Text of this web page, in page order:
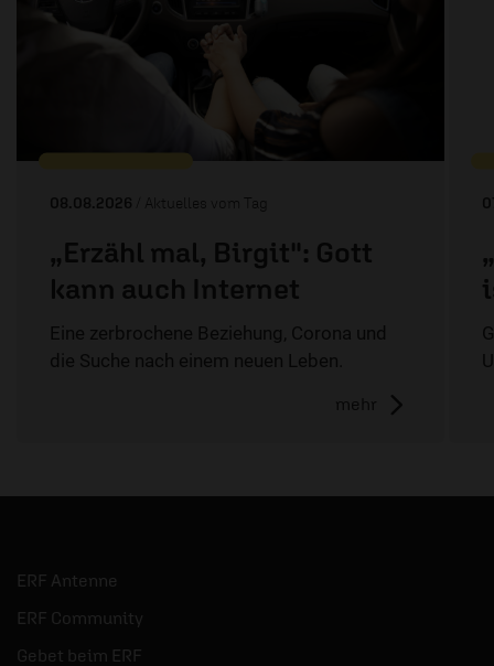
08.08.2026 / Aktuelles vom Tag
„Erzähl mal, Birgit": Gott
kann auch Internet
Eine zerbrochene Beziehung, Corona und
die Suche nach einem neuen Leben.
mehr
ERF Antenne
ERF Community
Gebet beim ERF